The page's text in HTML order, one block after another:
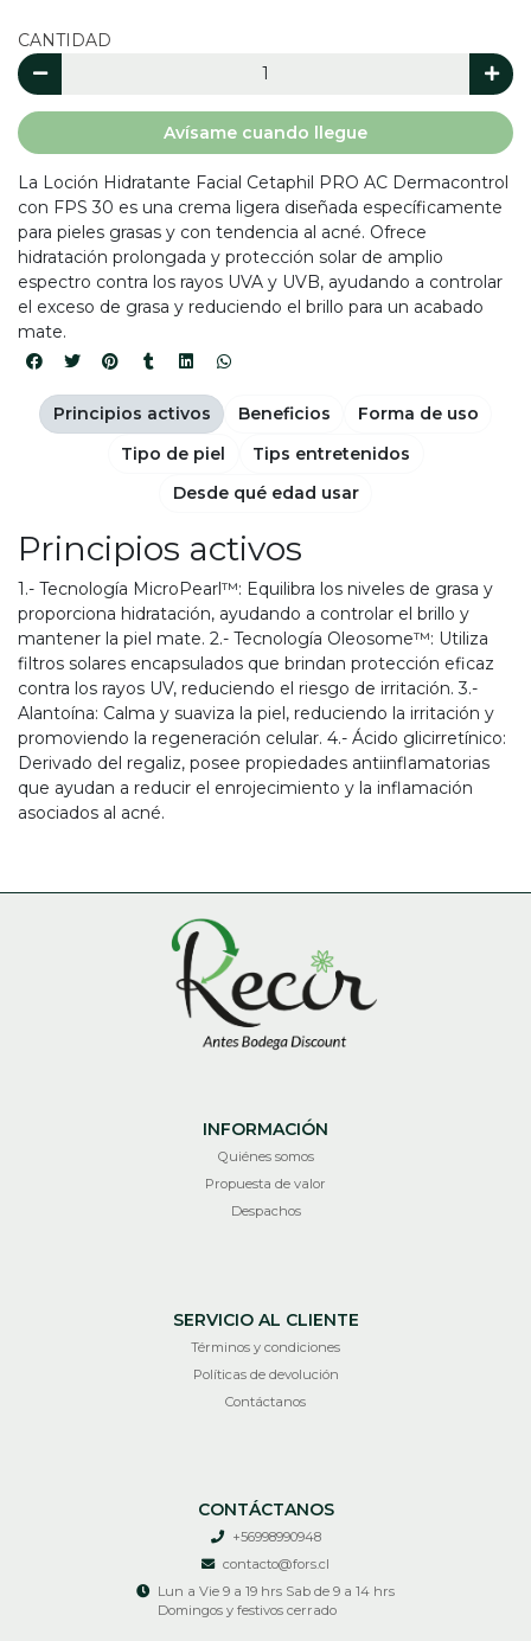
CANTIDAD
Avísame cuando llegue
La Loción Hidratante Facial Cetaphil PRO AC Dermacontrol
con FPS 30 es una crema ligera diseñada específicamente
para pieles grasas y con tendencia al acné. Ofrece
hidratación prolongada y protección solar de amplio
espectro contra los rayos UVA y UVB, ayudando a controlar
el exceso de grasa y reduciendo el brillo para un acabado
mate.
Principios activos
1.- Tecnología MicroPearl™: Equilibra los niveles de grasa y
proporciona hidratación, ayudando a controlar el brillo y
mantener la piel mate. 2.- Tecnología Oleosome™: Utiliza
filtros solares encapsulados que brindan protección eficaz
contra los rayos UV, reduciendo el riesgo de irritación. 3.-
Alantoína: Calma y suaviza la piel, reduciendo la irritación y
promoviendo la regeneración celular. 4.- Ácido glicirretínico:
Derivado del regaliz, posee propiedades antiinflamatorias
que ayudan a reducir el enrojecimiento y la inflamación
asociados al acné.
Principios activos Beneficios
Forma de uso
Tipo de piel
Tips entretenidos
Desde qué edad usar
INFORMACIÓN
Quiénes somos
Propuesta de valor
Despachos
SERVICIO AL CLIENTE
Términos y condiciones
Políticas de devolución
Contáctanos
CONTÁCTANOS
+56998990948
contacto@fors.cl
Lun a Vie 9 a 19 hrs Sab de 9 a 14 hrs
Domingos y festivos cerrado